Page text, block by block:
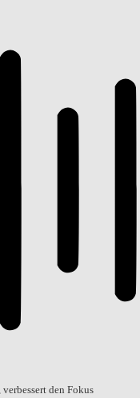
den Fokus